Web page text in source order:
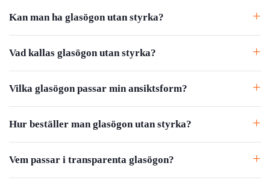
Kan man ha glasögon utan styrka?
Vad kallas glasögon utan styrka?
Vilka glasögon passar min ansiktsform?
Hur beställer man glasögon utan styrka?
Vem passar i transparenta glasögon?